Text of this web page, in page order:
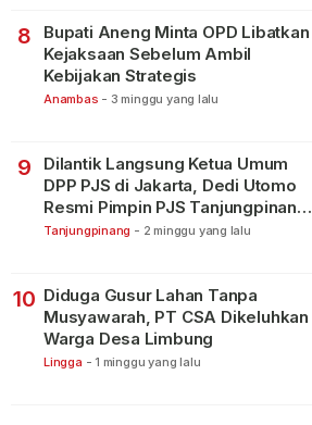
8
Bupati Aneng Minta OPD Libatkan
Kejaksaan Sebelum Ambil
Kebijakan Strategis
Anambas - 3 minggu yang lalu
9
Dilantik Langsung Ketua Umum
DPP PJS di Jakarta, Dedi Utomo
Resmi Pimpin PJS Tanjungpinang-
Bintan
Tanjungpinang - 2 minggu yang lalu
10 Diduga Gusur Lahan Tanpa
Musyawarah, PT CSA Dikeluhkan
Warga Desa Limbung
Lingga - 1 minggu yang lalu